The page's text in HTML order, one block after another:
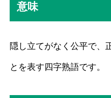
意味
隠し立てがなく公平で、
とを表す四字熟語です。